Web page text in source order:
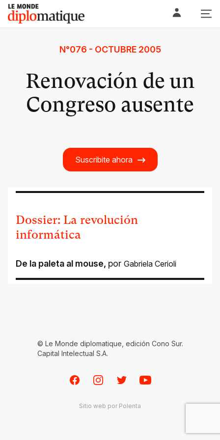
Skip
content
Le monde diplomatique
N°076 - OCTUBRE 2005
Renovación de un
Congreso ausente
Suscribite ahora
Dossier: La revolución
informática
De la paleta al mouse, por Gabriela Cerioli
© Le Monde diplomatique, edición Cono Sur.
Capital Intelectual S.A.
FacebookInstagramTwitterYoutube
Sitio web por Polenta